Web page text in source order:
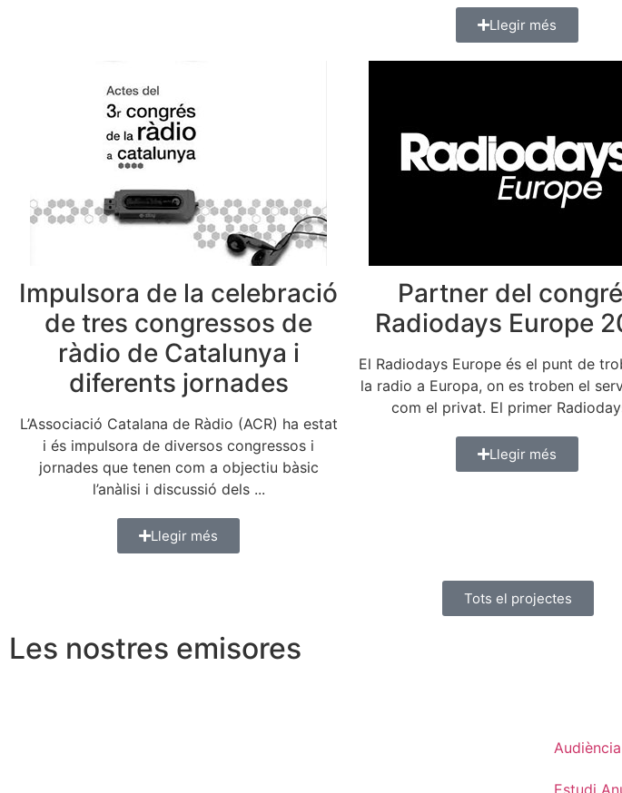
Llegir més
Impulsora de la celebració
de tres congressos de
ràdio de Catalunya i
diferents jornades
L’Associació Catalana de Ràdio (ACR) ha estat
i és impulsora de diversos congressos i
jornades que tenen com a objectiu bàsic
l’anàlisi i discussió dels ...
Llegir més
Partner del
Radiodays Europe
El Radiodays Europe és el punt de
la radio a Europa, on es troben el
com el privat. El primer
Llegir més
Tots el projectes
Les nostres emisores
Audiència